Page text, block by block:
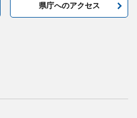
県庁へのアクセス